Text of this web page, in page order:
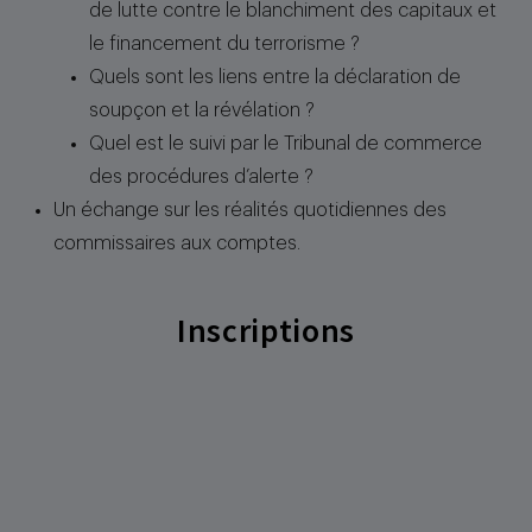
de lutte contre le blanchiment des capitaux et
le financement du terrorisme ?
Quels sont les liens entre la déclaration de
soupçon et la révélation ?
Quel est le suivi par le Tribunal de commerce
des procédures d’alerte ?
Un échange sur les réalités quotidiennes des
commissaires aux comptes.
Inscriptions